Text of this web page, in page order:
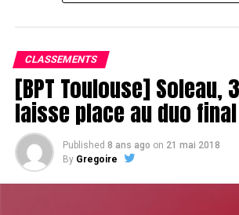
Le champagne va réchauffer si les deux finalistes
CLASSEMENTS
[BPT Toulouse] Soleau,
laisse place au duo final
Published 8 ans ago on 21 mai 2018
By Gregoire